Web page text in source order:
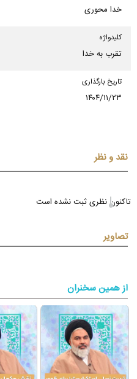
خدا محوری
كلیدواژه
تقرب به خدا
تاریخ بارگذاری
۱۴۰۴/۱۱/۲۳
نقد و نظر
تاکنون نظری ثبت نشده است
تصاویر
از همین سخنران